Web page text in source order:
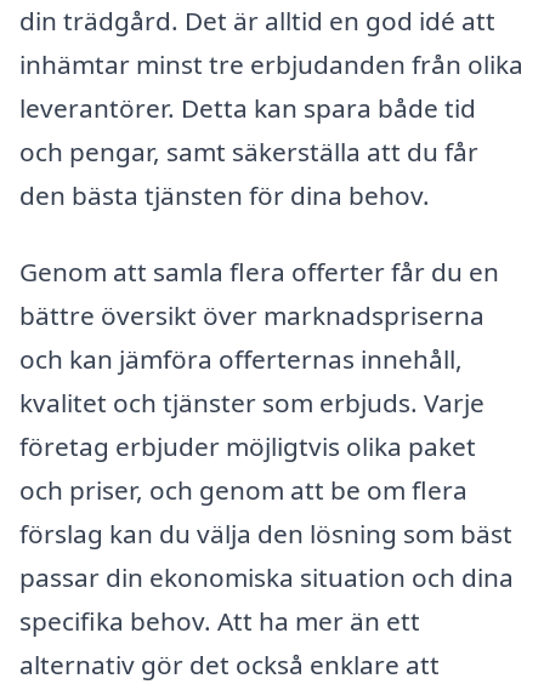
din trädgård. Det är alltid en god idé att
inhämtar minst tre erbjudanden från olika
leverantörer. Detta kan spara både tid
och pengar, samt säkerställa att du får
den bästa tjänsten för dina behov.
Genom att samla flera offerter får du en
bättre översikt över marknadspriserna
och kan jämföra offerternas innehåll,
kvalitet och tjänster som erbjuds. Varje
företag erbjuder möjligtvis olika paket
och priser, och genom att be om flera
förslag kan du välja den lösning som bäst
passar din ekonomiska situation och dina
specifika behov. Att ha mer än ett
alternativ gör det också enklare att